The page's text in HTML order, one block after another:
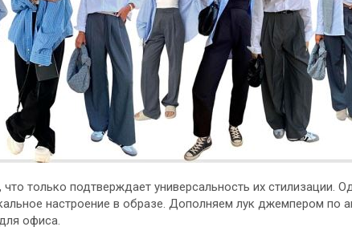
только подтверждает универсальность их стилизации.
настроение в образе. Дополняем лук джемпером по
офиса.